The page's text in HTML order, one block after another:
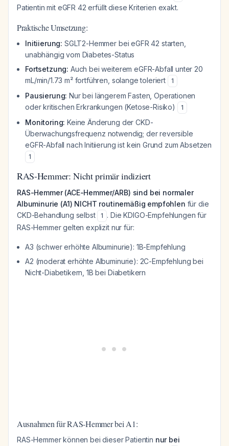
Patientin mit eGFR 42 erfüllt diese Kriterien exakt.
Praktische Umsetzung:
Initiierung: SGLT2-Hemmer bei eGFR 42 starten,
unabhängig vom Diabetes-Status
Fortsetzung: Auch bei weiterem eGFR-Abfall unter 20
mL/min/1.73 m² fortführen, solange toleriert
1
Pausierung: Nur bei längerem Fasten, Operationen
oder kritischen Erkrankungen (Ketose-Risiko)
1
Monitoring: Keine Änderung der CKD-
Überwachungsfrequenz notwendig; der reversible
eGFR-Abfall nach Initiierung ist kein Grund zum Absetzen
1
RAS-Hemmer: Nicht primär indiziert
RAS-Hemmer (ACE-Hemmer/ARB) sind bei normaler
Albuminurie (A1) NICHT routinemäßig empfohlen für die
CKD-Behandlung selbst
1 . Die KDIGO-Empfehlungen für
RAS-Hemmer gelten explizit nur für:
A3 (schwer erhöhte Albuminurie): 1B-Empfehlung
A2 (moderat erhöhte Albuminurie): 2C-Empfehlung bei
Nicht-Diabetikern, 1B bei Diabetikern
Ausnahmen für RAS-Hemmer bei A1:
RAS-Hemmer können bei dieser Patientin nur bei